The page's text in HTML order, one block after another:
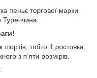
пеньє торгової марки
тобто 1 ростовка,
з п'яти розмірів.